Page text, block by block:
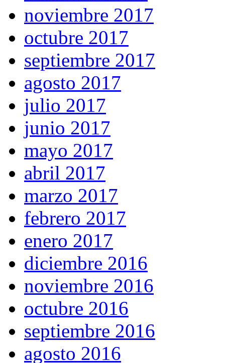
noviembre 2017
octubre 2017
septiembre 2017
agosto 2017
julio 2017
junio 2017
mayo 2017
abril 2017
marzo 2017
febrero 2017
enero 2017
diciembre 2016
noviembre 2016
octubre 2016
septiembre 2016
agosto 2016